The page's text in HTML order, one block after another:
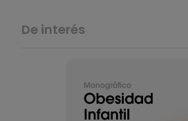
De interés